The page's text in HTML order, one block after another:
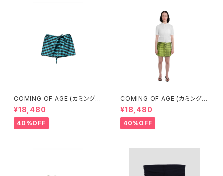
COMING OF AGE (カミングオ
ブエイジ) DRAWSTRING MIN
I SKIRT（GINGHAM TURQU
OISE/BROWN）
¥18,480
40%OFF
COMING OF AGE (カミングオ
ブエイジ) DRAWSTRING MIN
I SKIRT (GINGHAM LIME/BL
ACK）
¥18,480
40%OFF